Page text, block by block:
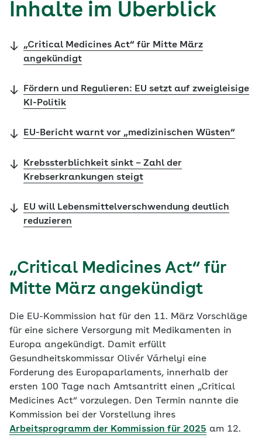
Inhalte im Überblick
„Critical Medicines Act“ für Mitte März
angekündigt
Fördern und Regulieren: EU setzt auf zweigleisige
KI-Politik
EU-Bericht warnt vor „medizinischen Wüsten“
Krebssterblichkeit sinkt – Zahl der
Krebserkrankungen steigt
EU will Lebensmittelverschwendung deutlich
reduzieren
„Critical Medicines Act“ für
Mitte März angekündigt
Die EU-Kommission hat für den 11. März Vorschläge
für eine sichere Versorgung mit Medikamenten in
Europa angekündigt. Damit erfüllt
Gesundheitskommissar Olivér Várhelyi eine
Forderung des Europaparlaments, innerhalb der
ersten 100 Tage nach Amtsantritt einen „Critical
Medicines Act“ vorzulegen. Den Termin nannte die
Kommission bei der Vorstellung ihres
Arbeitsprogramm der Kommission für 2025 am 12.